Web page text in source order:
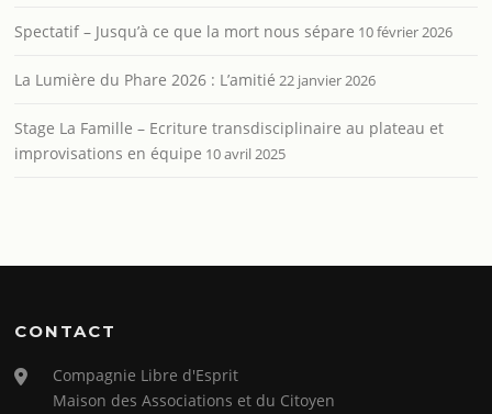
Spectatif – Jusqu’à ce que la mort nous sépare 10 février 2026
La Lumière du Phare 2026 : L’amitié 22 janvier 2026
Stage La Famille – Ecriture transdisciplinaire au plateau et
improvisations en équipe 10 avril 2025
CONTACT
Compagnie Libre d'Esprit
Maison des Associations et du Citoyen